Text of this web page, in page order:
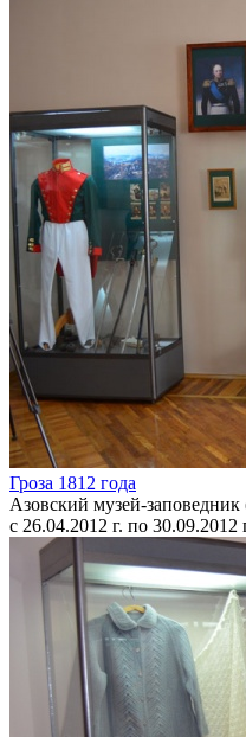
Гроза 1812 года
Азовский музей-заповедник
с 26.04.2012 г. по 30.09.2012